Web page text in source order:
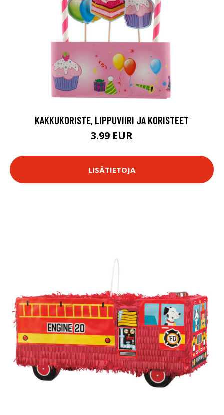
KAKKUKORISTE, LIPPUVIIRI JA KORISTEET
3.99 EUR
LISÄTIETOJA